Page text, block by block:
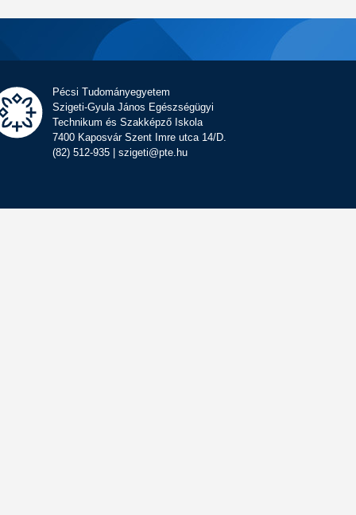
Pécsi Tudományegyetem
Szigeti-Gyula János Egészségügyi
Technikum és Szakképző Iskola
7400 Kaposvár Szent Imre utca 14/D.
(82) 512-935 | szigeti@pte.hu